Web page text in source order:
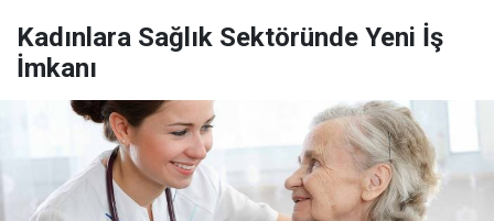
Kadınlara Sağlık Sektöründe Yeni İş
İmkanı